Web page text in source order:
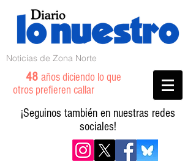
Noticias de Zona Norte
48 años diciendo lo que
otros prefieren callar
¡Seguinos también en nuestras redes
sociales!